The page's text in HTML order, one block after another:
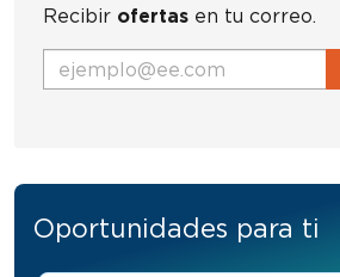
Recibir ofertas en tu correo.
Oportunidades para ti